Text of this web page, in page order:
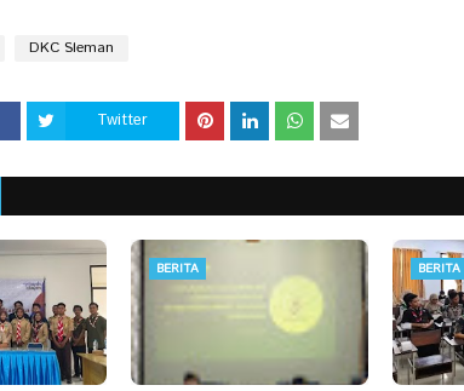
DKC Sleman
Twitter
BERITA BERITA